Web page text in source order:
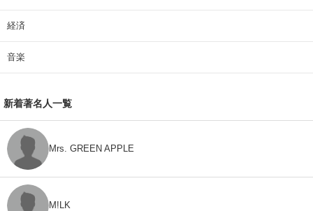
経済
音楽
新着著名人一覧
Mrs. GREEN APPLE
M!LK